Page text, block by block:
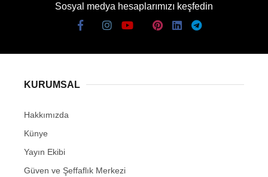
Sosyal medya hesaplarımızı keşfedin
KURUMSAL
Hakkımızda
Künye
Yayın Ekibi
Güven ve Şeffaflık Merkezi